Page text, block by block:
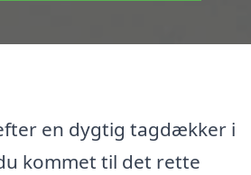
en dygtig tagdækker i
kommet til det rette